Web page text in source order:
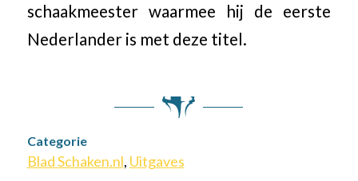
schaakmeester waarmee hij de eerste
Nederlander is met deze titel.
Categorie
Blad Schaken.nl, Uitgaves